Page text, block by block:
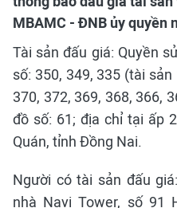
MBAMC - ĐNB ủy quyền
Tài sản đấu giá: Quyền
số: 350, 349, 335 (tài
370, 372, 369, 368, 366,
đồ số: 61; địa chỉ tại ấp
Quán, tỉnh Đồng Nai.
Người có tài sản đấu
nhà Navi Tower, số 91